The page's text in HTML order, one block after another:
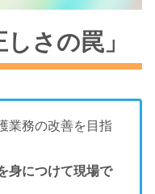
さの罠」
業務の改善を目指
身につけて現場で